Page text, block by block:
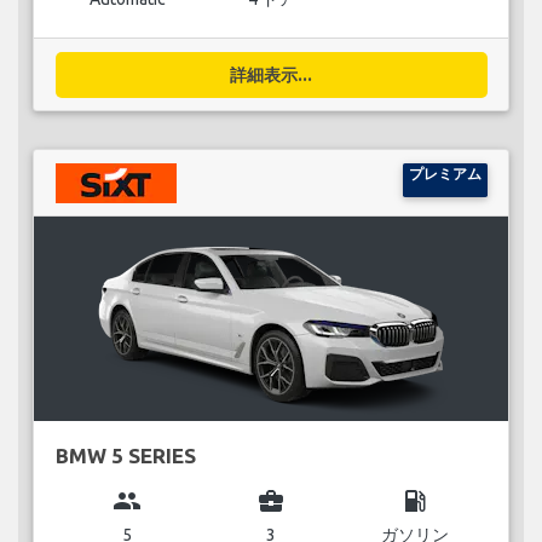
詳細表示...
プレミアム
BMW 5 SERIES
group
5
business_center
3
local_gas_station
ガソリン